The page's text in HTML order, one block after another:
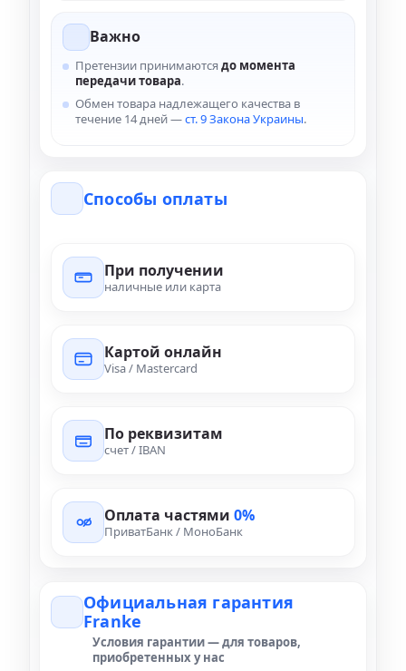
Важно
Претензии принимаются до момента
передачи товара.
Обмен товара надлежащего качества в
течение 14 дней —ст. 9 Закона Украины.
Способы оплаты
При получении
наличные или карта
Картой онлайн
Visa / Mastercard
По реквизитам
счет / IBAN
Оплата частями 0%
ПриватБанк / МоноБанк
Официальная гарантия
Franke
Условия гарантии — для товаров,
приобретенных у нас